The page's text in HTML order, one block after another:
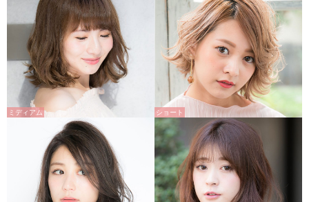
ミディアム ショート